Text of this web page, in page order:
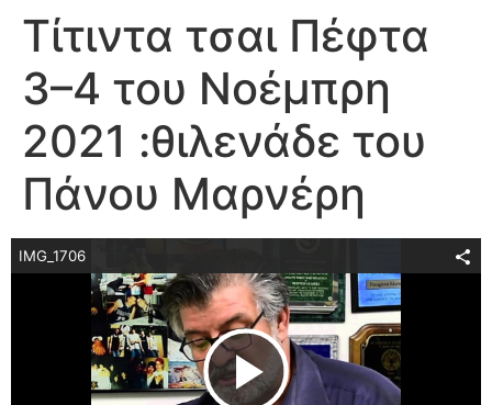
Τίτιντα τσαι Πέφτα
3–4 του Νοέμπρη
2021 :θιλενάδε του
Πάνου Μαρνέρη
IMG_1706
Play Video